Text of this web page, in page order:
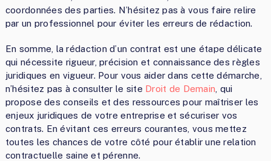
coordonnées des parties. N’hésitez pas à vous faire relire
par un professionnel pour éviter les erreurs de rédaction.
En somme, la rédaction d’un contrat est une étape délicate
qui nécessite rigueur, précision et connaissance des règles
juridiques en vigueur. Pour vous aider dans cette démarche,
n’hésitez pas à consulter le site Droit de Demain , qui
propose des conseils et des ressources pour maîtriser les
enjeux juridiques de votre entreprise et sécuriser vos
contrats. En évitant ces erreurs courantes, vous mettez
toutes les chances de votre côté pour établir une relation
contractuelle saine et pérenne.